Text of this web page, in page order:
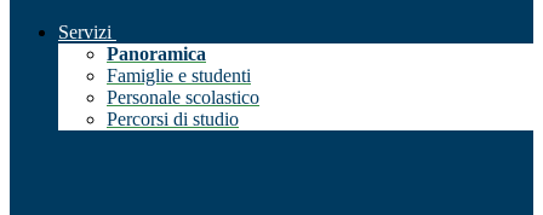
Servizi
Panoramica
Famiglie e studenti
Personale scolastico
Percorsi di studio